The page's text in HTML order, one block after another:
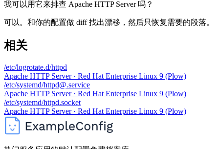
我可以用它来排查 Apache HTTP Server 吗？
可以。和你的配置做 diff 找出漂移，然后只恢复需要的段落。
相关
/etc/logrotate.d/httpd
Apache HTTP Server · Red Hat Enterprise Linux 9 (Plow)
/etc/systemd/httpd@.service
Apache HTTP Server · Red Hat Enterprise Linux 9 (Plow)
/etc/systemd/httpd.socket
Apache HTTP Server · Red Hat Enterprise Linux 9 (Plow)